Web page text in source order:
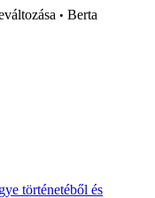
• Berta
történetéből és